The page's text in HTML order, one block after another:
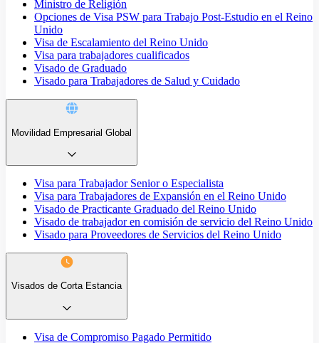
Ministro de Religión
Opciones de Visa PSW para Trabajo Post-Estudio en el Reino
Unido
Visa de Escalamiento del Reino Unido
Visa para trabajadores cualificados
Visado de Graduado
Visado para Trabajadores de Salud y Cuidado
Movilidad Empresarial Global
Visa para Trabajador Senior o Especialista
Visa para Trabajadores de Expansión en el Reino Unido
Visado de Practicante Graduado del Reino Unido
Visado de trabajador en comisión de servicio del Reino Unido
Visado para Proveedores de Servicios del Reino Unido
Visados de Corta Estancia
Visa de Compromiso Pagado Permitido